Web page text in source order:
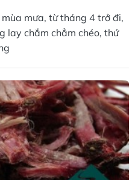
mưa, từ tháng 4 trở đi,
lay chắm chẳm chéo, thứ